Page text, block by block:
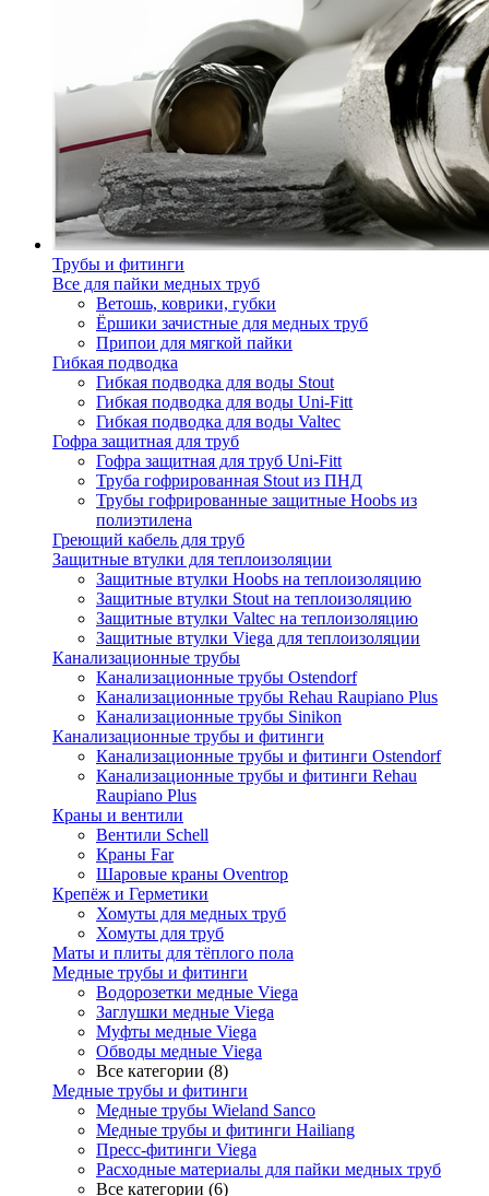
Трубы и фитинги
Все для пайки медных труб
Ветошь, коврики, губки
Ёршики зачистные для медных труб
Припои для мягкой пайки
Гибкая подводка
Гибкая подводка для воды Stout
Гибкая подводка для воды Uni-Fitt
Гибкая подводка для воды Valtec
Гофра защитная для труб
Гофра защитная для труб Uni-Fitt
Труба гофрированная Stout из ПНД
Трубы гофрированные защитные Hoobs из
полиэтилена
Греющий кабель для труб
Защитные втулки для теплоизоляции
Защитные втулки Hoobs на теплоизоляцию
Защитные втулки Stout на теплоизоляцию
Защитные втулки Valtec на теплоизоляцию
Защитные втулки Viega для теплоизоляции
Канализационные трубы
Канализационные трубы Ostendorf
Канализационные трубы Rehau Raupiano Plus
Канализационные трубы Sinikon
Канализационные трубы и фитинги
Канализационные трубы и фитинги Ostendorf
Канализационные трубы и фитинги Rehau
Raupiano Plus
Краны и вентили
Вентили Schell
Краны Far
Шаровые краны Oventrop
Крепёж и Герметики
Хомуты для медных труб
Хомуты для труб
Маты и плиты для тёплого пола
Медные трубы и фитинги
Водорозетки медные Viega
Заглушки медные Viega
Муфты медные Viega
Обводы медные Viega
Все категории (8)
Медные трубы и фитинги
Медные трубы Wieland Sanco
Медные трубы и фитинги Hailiang
Пресс-фитинги Viega
Расходные материалы для пайки медных труб
Все категории (6)